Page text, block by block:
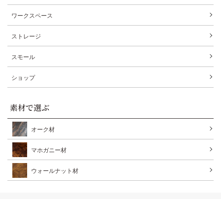
ワークスペース
ストレージ
スモール
ショップ
素材で選ぶ
オーク材
マホガニー材
ウォールナット材